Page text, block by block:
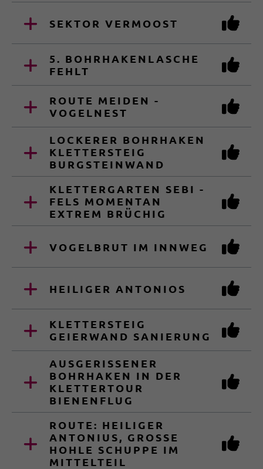
SEKTOR VERMOOST
5. BOHRHAKENLASCHE
FEHLT
ROUTE MEIDEN -
VOGELNEST
LOCKERER BOHRHAKEN
KLETTERSTEIG
BURGSTEINWAND
KLETTERGARTEN SEBI -
FELS MOMENTAN
EXTREM BRÜCHIG
VOGELBRUT IM INNWEG
HEILIGER ANTONIOS
KLETTERSTEIG
GEIERWAND SANIERUNG
AUSGERISSENER
BOHRHAKEN IN DER
KLETTERTOUR
BIENENFLUG
ROUTE: HEILIGER
ANTONIUS, GROSSE H
OHLE SCHUPPE IM M
ITTELTEIL